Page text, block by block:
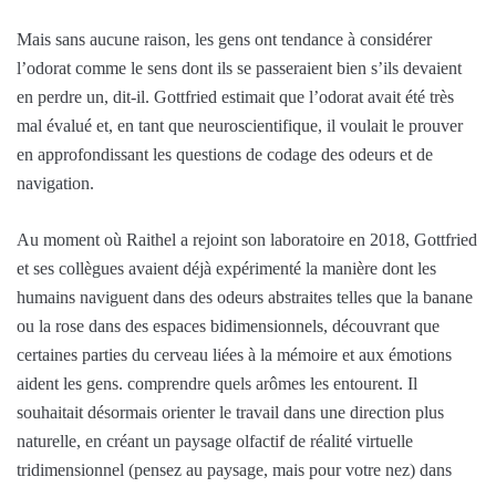
Mais sans aucune raison, les gens ont tendance à considérer
l’odorat comme le sens dont ils se passeraient bien s’ils devaient
en perdre un, dit-il. Gottfried estimait que l’odorat avait été très
mal évalué et, en tant que neuroscientifique, il voulait le prouver
en approfondissant les questions de codage des odeurs et de
navigation.
Au moment où Raithel a rejoint son laboratoire en 2018, Gottfried
et ses collègues avaient déjà expérimenté la manière dont les
humains naviguent dans des odeurs abstraites telles que la banane
ou la rose dans des espaces bidimensionnels, découvrant que
certaines parties du cerveau liées à la mémoire et aux émotions
aident les gens. comprendre quels arômes les entourent. Il
souhaitait désormais orienter le travail dans une direction plus
naturelle, en créant un paysage olfactif de réalité virtuelle
tridimensionnel (pensez au paysage, mais pour votre nez) dans